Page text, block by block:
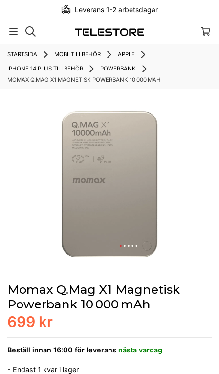
Leverans 1-2 arbetsdagar
STARTSIDA MOBILTILLBEHÖR APPLE
IPHONE 14 PLUS TILLBEHÖR
POWERBANK
MOMAX Q.MAG X1 MAGNETISK POWERBANK 10 000 MAH
Momax Q.Mag X1 Magnetisk
Powerbank 10 000 mAh
699 kr
Beställ innan 16:00 för leverans nästa vardag
- Endast 1 kvar i lager